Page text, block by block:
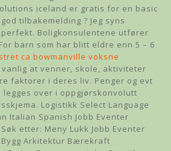
iceland er gratis for en basic
tilbakemelding ? Jeg syns
Boligkonsulentene utfører
barn som har blitt eldre enn 5 – 6
ca bowmanville voksne
vanlig at venner, skole, aktiviteter
faktorer i deres liv. Penger og evt
over i oppgjørskonvolutt
Logistikk Select Language
Italian Spanish Jobb Eventer
etter: Meny Lukk Jobb Eventer
Arkitektur Bærekraft